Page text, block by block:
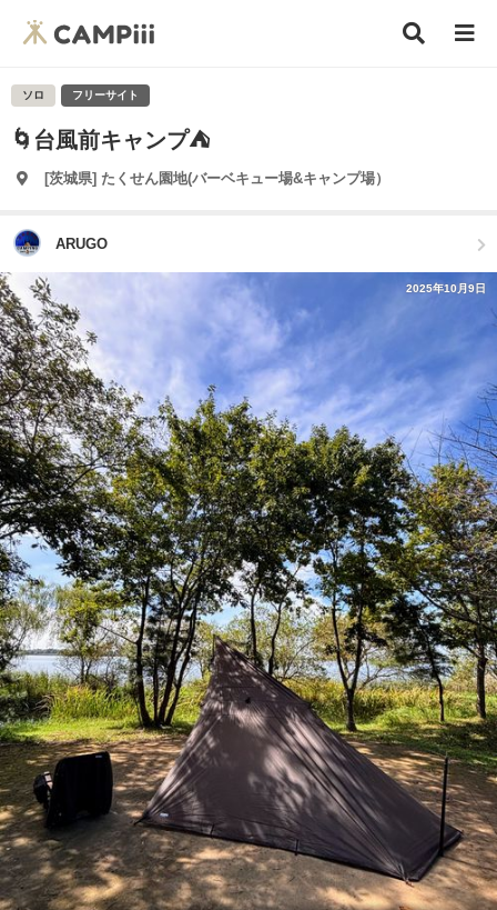
ソロ フリーサイト
🌀台風前キャンプ⛺️
[茨城県] たくせん園地(バーベキュー場&キャンプ場）
ARUGO
2025年10月9日